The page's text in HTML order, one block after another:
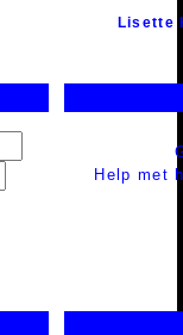
Lisette
Help met